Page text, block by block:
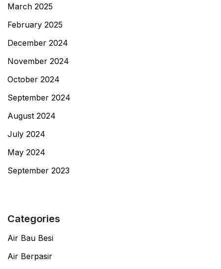
March 2025
February 2025
December 2024
November 2024
October 2024
September 2024
August 2024
July 2024
May 2024
September 2023
Categories
Air Bau Besi
Air Berpasir